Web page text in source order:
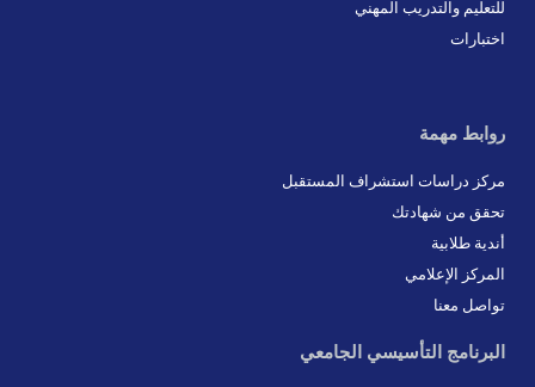
للتعليم والتدريب المهني
اختبارات
روابط مهمة
مركز دراسات استشراف المستقبل
تحقق من شهادتك
أندية طلابية
المركز الإعلامي
تواصل معنا
البرنامج التأسيسي الجامعي